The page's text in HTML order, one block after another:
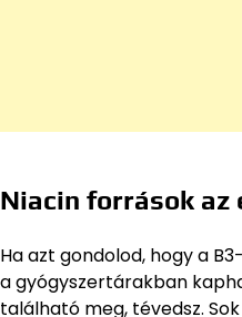
Niacin források az
Ha azt gondolod, hogy a
a gyógyszertárakban
található meg, tévedsz.